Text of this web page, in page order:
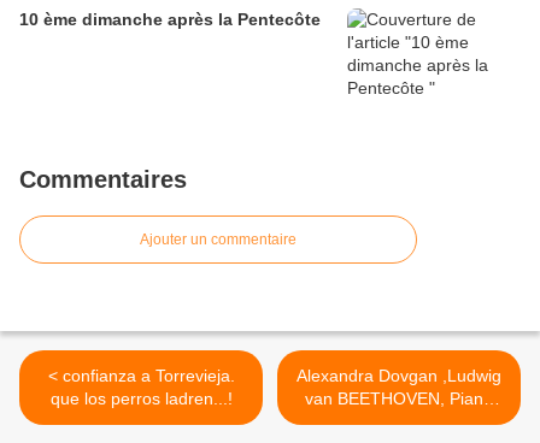
10 ème dimanche après la Pentecôte
Commentaires
Ajouter un commentaire
< confianza a Torrevieja.
que los perros ladren...!
Alexandra Dovgan ,Ludwig
van BEETHOVEN, Piano
Concerto No. 2, >